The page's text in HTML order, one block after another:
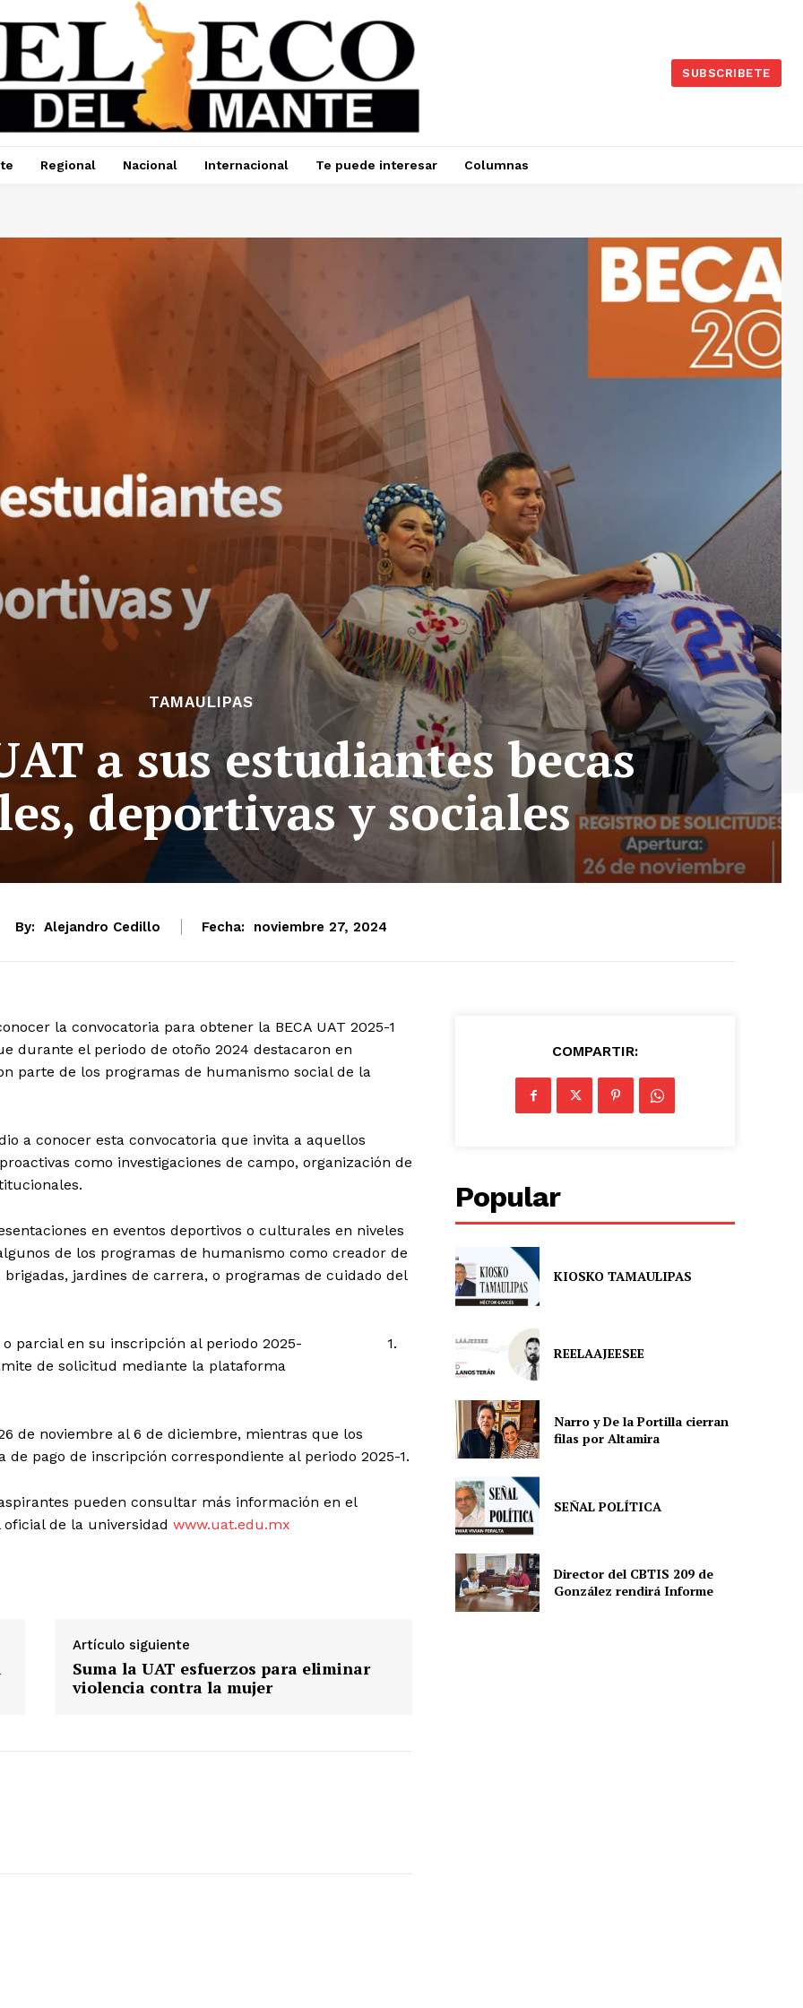
SUBSCRIBETE
Regional Nacional Internacional Te puede interesar Columnas
TAMAULIPAS
a sus estudiantes becas
deportivas y sociales
By: Alejandro Cedillo Fecha: noviembre 27, 2024
la convocatoria para obtener la BECA UAT 2025-1
durante el periodo de otoño 2024 destacaron en
parte de los programas de humanismo social de la
esta convocatoria que invita a aquellos
como investigaciones de campo, organización de
en eventos deportivos o culturales en niveles
de los programas de humanismo como creador de
jardines de carrera, o programas de cuidado del
o parcial en su inscripción al periodo 2025- 1.
de solicitud mediante la plataforma
al 6 de diciembre, mientras que los
pago de inscripción correspondiente al periodo 2025-1.
pueden consultar más información en el
de la universidad www.uat.edu.mx
Artículo siguiente
Suma la UAT esfuerzos para eliminar
violencia contra la mujer
COMPARTIR:
Popular
KIOSKO TAMAULIPAS
REELAAJEESEE
Narro y De la Portilla cierran
filas por Altamira
SEÑAL POLÍTICA
Director del CBTIS 209 de
González rendirá Informe